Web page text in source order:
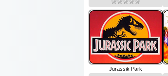
Jurassik Park